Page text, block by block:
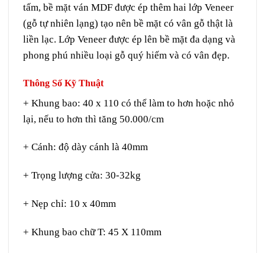
tấm, bề mặt ván MDF được ép thêm hai lớp Veneer
(gỗ tự nhiên lạng) tạo nên bề mặt có vân gỗ thật là
liền lạc. Lớp Veneer được ép lên bề mặt đa dạng và
phong phú nhiều loại gỗ quý hiếm và có vân đẹp.
Thông Số Kỹ Thuật
+ Khung bao: 40 x 110 có thể làm to hơn hoặc nhỏ
lại, nếu to hơn thì tăng 50.000/cm
+ Cánh: độ dày cánh là 40mm
+ Trọng lượng cửa: 30-32kg
+ Nẹp chỉ: 10 x 40mm
+ Khung bao chữ T: 45 X 110mm